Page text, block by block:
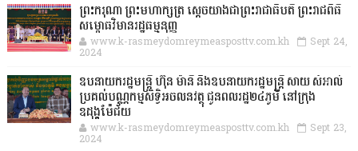
ព្រះករុណា ព្រះមហាក្សត្រ ស្តេចយាងជាព្រះរាជាធិបតី ព្រះរាជពិធី
សម្ពោធវិមានរដ្ឋធម្មនុញ្ញ
www.k-rasmeydomreymeasposttv.com.kh Sept 24,
2024
ឧបនាយករដ្ឋមន្ដ្រី ហ៊ុន ម៉ានី និងឧបនាយករដ្ឋមន្ដ្រី សាយ សំអាល់
ប្រគល់បណ្ណកម្មសិទ្ធិអចលនវត្ថុ ជូនពលរដ្ឋ២៤ភូមិ នៅក្រុង
ឧដុង្គម៉ែជ័យ
www.k-rasmeydomreymeasposttv.com.kh Sept 23,
2024